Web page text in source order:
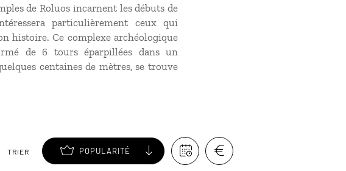
de Roluos incarnent les débuts de
particulièrement ceux qui
histoire. Ce complexe archéologique
de 6 tours éparpillées dans un
centaines de mètres, se trouve
TRIER POPULARITÉ